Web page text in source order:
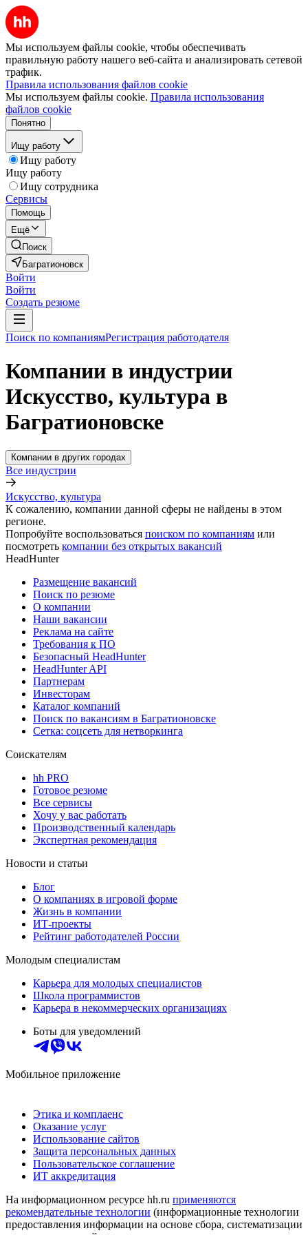
Мы используем файлы cookie, чтобы обеспечивать
правильную работу нашего веб-сайта и анализировать сетевой
трафик.
Правила использования файлов cookie
Мы используем файлы cookie. Правила использования
файлов cookie
Понятно
Ищу работу
Ищу работу
Ищу работу
Ищу сотрудника
Сервисы
Помощь
Ещё
Поиск
Багратионовск
Войти
Войти
Создать резюме
Поиск по компаниямРегистрация работодателя
Компании в индустрии
Искусство, культура в
Багратионовске
Компании в других городах
Все индустрии
Искусство, культура
К сожалению, компании данной сферы не найдены в этом
регионе.
Попробуйте воспользоваться поиском по компаниям или
посмотреть компании без открытых вакансий
HeadHunter
Размещение вакансий
Поиск по резюме
О компании
Наши вакансии
Реклама на сайте
Требования к ПО
Безопасный HeadHunter
HeadHunter API
Партнерам
Инвесторам
Каталог компаний
Поиск по вакансиям в Багратионовске
Сетка: соцсеть для нетворкинга
Соискателям
hh PRO
Готовое резюме
Все сервисы
Хочу у вас работать
Производственный календарь
Экспертная рекомендация
Новости и статьи
Блог
О компаниях в игровой форме
Жизнь в компании
ИТ-проекты
Рейтинг работодателей России
Молодым специалистам
Карьера для молодых специалистов
Школа программистов
Карьера в некоммерческих организациях
Боты для уведомлений
Мобильное приложение
Этика и комплаенс
Оказание услуг
Использование сайтов
Защита персональных данных
Пользовательское соглашение
ИТ аккредитация
На информационном ресурсе hh.ru применяются
рекомендательные технологии (информационные технологии
предоставления информации на основе сбора, систематизации